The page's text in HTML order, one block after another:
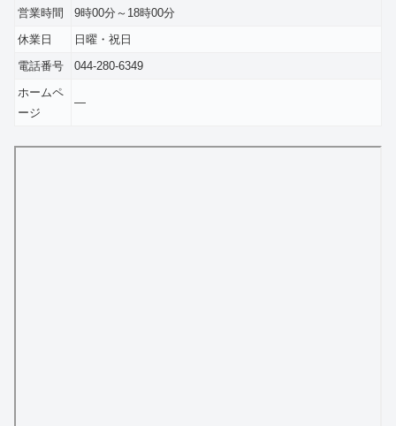
営業時間
9時00分～18時00分
休業日
日曜・祝日
電話番号
044-280-6349
ホームペ
ージ
―